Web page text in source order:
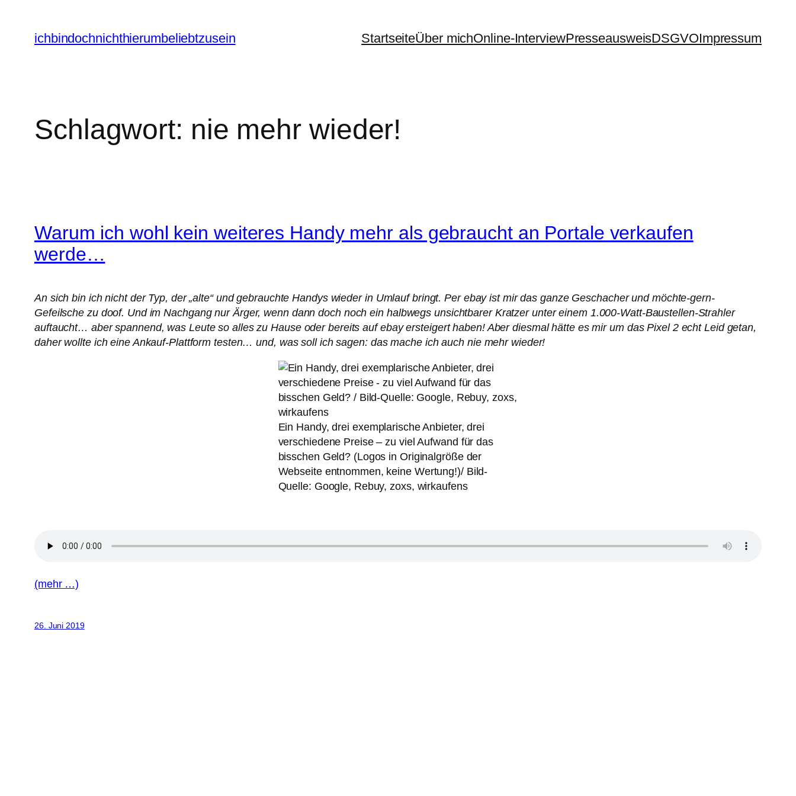
Inhalt
springen
ichbindochnichthierumbeliebtzusein StartseiteÜber michOnline-InterviewPresseausweisDSGVOImpressum
Schlagwort: nie mehr wieder!
Warum ich wohl kein weiteres Handy mehr als gebraucht an Portale verkaufen
werde…
An sich bin ich nicht der Typ, der „alte“ und gebrauchte Handys wieder in Umlauf bringt. Per ebay ist mir das ganze Geschacher und möchte-gern-
Gefeilsche zu doof. Und im Nachgang nur Ärger, wenn dann doch noch ein halbwegs unsichtbarer Kratzer unter einem 1.000-Watt-Baustellen-Strahler
auftaucht… aber spannend, was Leute so alles zu Hause oder bereits auf ebay ersteigert haben! Aber diesmal hätte es mir um das Pixel 2 echt Leid getan,
daher wollte ich eine Ankauf-Plattform testen… und, was soll ich sagen: das mache ich auch nie mehr wieder!
Ein Handy, drei exemplarische Anbieter, drei
verschiedene Preise – zu viel Aufwand für das
bisschen Geld? (Logos in Originalgröße der
Webseite entnommen, keine Wertung!)/ Bild-
Quelle: Google, Rebuy, zoxs, wirkaufens
(mehr …)
26. Juni 2019